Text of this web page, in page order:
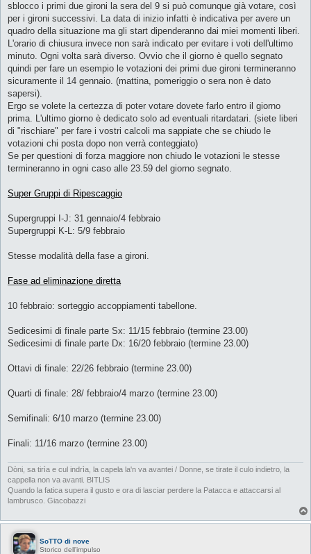
sblocco i primi due gironi la sera del 9 si può comunque già votare, così
per i gironi successivi. La data di inizio infatti è indicativa per avere un
quadro della situazione ma gli start dipenderanno dai miei momenti liberi.
L'orario di chiusura invece non sarà indicato per evitare i voti dell'ultimo
minuto. Ogni volta sarà diverso. Ovvio che il giorno è quello segnato
quindi per fare un esempio le votazioni dei primi due gironi termineranno
sicuramente il 14 gennaio. (mattina, pomeriggio o sera non è dato
sapersi).
Ergo se volete la certezza di poter votare dovete farlo entro il giorno
prima. L'ultimo giorno è dedicato solo ad eventuali ritardatari. (siete liberi
di "rischiare" per fare i vostri calcoli ma sappiate che se chiudo le
votazioni chi posta dopo non verrà conteggiato)
Se per questioni di forza maggiore non chiudo le votazioni le stesse
termineranno in ogni caso alle 23.59 del giorno segnato.
Super Gruppi di Ripescaggio
Supergruppi I-J: 31 gennaio/4 febbraio
Supergruppi K-L: 5/9 febbraio
Stesse modalità della fase a gironi.
Fase ad eliminazione diretta
10 febbraio: sorteggio accoppiamenti tabellone.
Sedicesimi di finale parte Sx: 11/15 febbraio (termine 23.00)
Sedicesimi di finale parte Dx: 16/20 febbraio (termine 23.00)
Ottavi di finale: 22/26 febbraio (termine 23.00)
Quarti di finale: 28/ febbraio/4 marzo (termine 23.00)
Semifinali: 6/10 marzo (termine 23.00)
Finali: 11/16 marzo (termine 23.00)
Dòni, sa tirìa e cul indrìa, la capela la'n va avantei / Donne, se tirate il culo indietro, la
cappella non va avanti. BITLIS
Quando la fatica supera il gusto e ora di lasciar perdere la Patacca e attaccarsi al
lambrusco. Giacobazzi
SoTTO di nove
Storico dell'impulso